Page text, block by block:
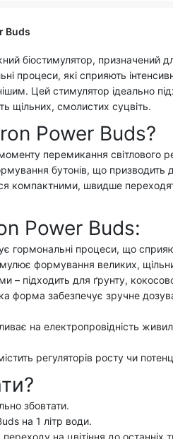
Buds
біостимулятор, призначений
процеси, які сприяють
Цей стимулятор ідеально
щільних, смолистих суцвіть.
Power Buds?
перемикання світлового
бутонів, що призводить
компактними, швидше
Power Buds:
гормональні процеси, що
формування великих,
– підходить для ґрунту,
форма забезпечує зручне
на електропровідність
регуляторів росту чи
збовтати.
на 1 літр води.
на цвітіння до